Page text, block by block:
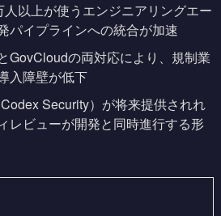
以上が使うエンジニアリングエー
パイプラインへの統合が加速
GovCloudの両対応により、規制業
入障壁が低下
Security）が将来提供されれ
レビューが開発と同時進行する形